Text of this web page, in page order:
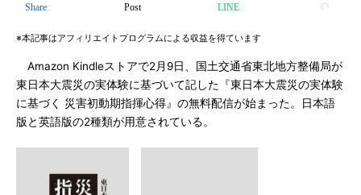
Share Post LINE
※本記事はアフィリエイトプログラムによる収益を得ています
Amazon Kindleストアで2月9日、国土交通省東北地方整備局が
東日本大震災の実体験に基づいて記した『東日本大震災の実体験
に基づく 災害初動期指揮心得』の無料配信が始まった。日本語
版と英語版の2種類が用意されている。